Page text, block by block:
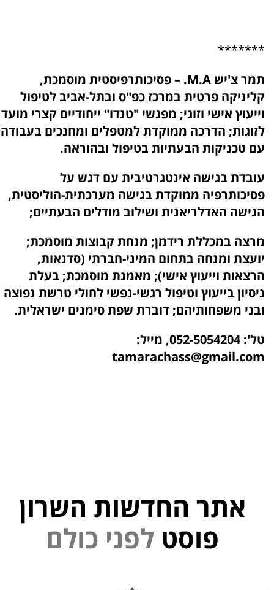
*******
תמר צ'יש M.A. – פסיכותרפיסטית מוסמכת,
קליניקה פרטית במרכז כפ"ס ובתל-אביב לטיפול
וייעוץ אישי וזוגי; מפגשי "טנדו" ייחודיים קצרי מועד
לזוגות; הדרכה ממוקדת למטפלים ומחנכים בעבודה
עם טכניקות הבעתיות בטיפול ובהוראה.
עובדת בגישה אינטגרטיבית עם דגש על
פסיכותרפיה ממוקדת בגישה מערכתית-הוליסטית,
הגישה האדלריאנית ושילוב מודלים הבעתיים;
מרצה במכללת רידמן; מנחת קבוצות מוסמכת;
יועצת ומנחה בתחום המיני-חברתי (סדנאות,
הרצאות וייעוץ אישי); מאמנת מוסמכת; בעלת
ניסיון בייעוץ וטיפול רגשי-נפשי לחולי טרשת נפוצה
ובני משפחותיהם; דוברת שפת סימנים ישראלית.
טל': 052-5054204, מייל:
tamarachass@gmail.com
אתר החדשות השרון
פוסט